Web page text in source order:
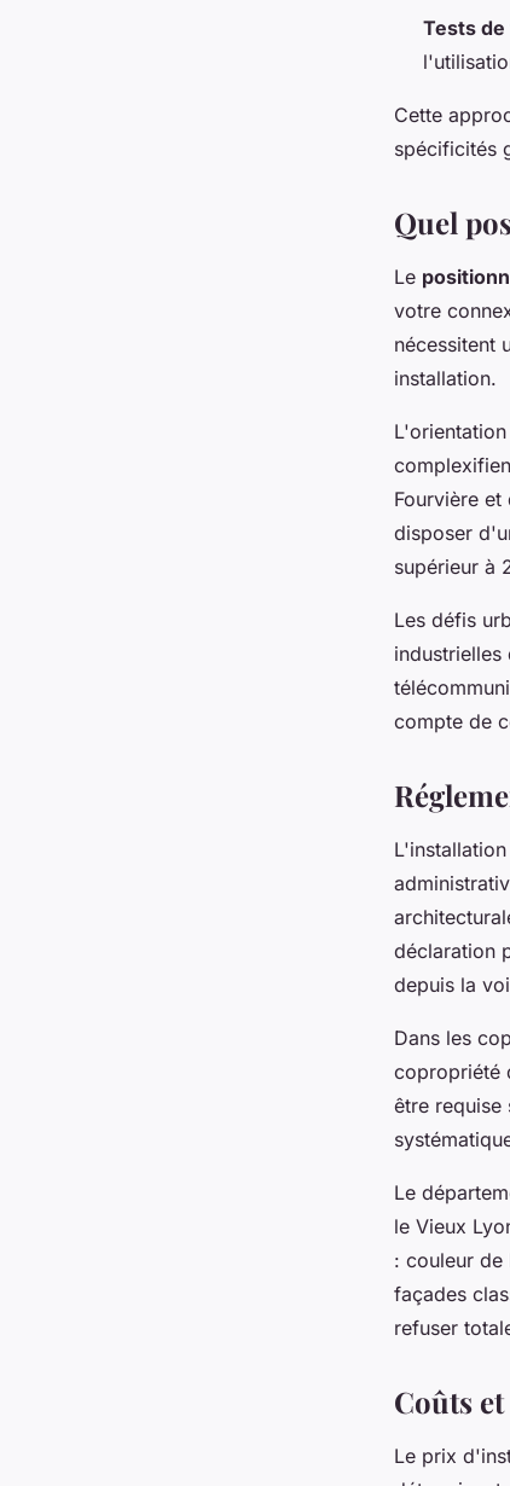
Tests
Cette
spécificités
Quel
Le
votre
nécessitent
installation.
Fourvière
disposer
supérieur à
Les défis
industrielles
compte de
déclaration
depuis la
Dans les
copropriété
être requise
Le
le Vieux
: couleur de
façades
refuser
Coûts
Le prix